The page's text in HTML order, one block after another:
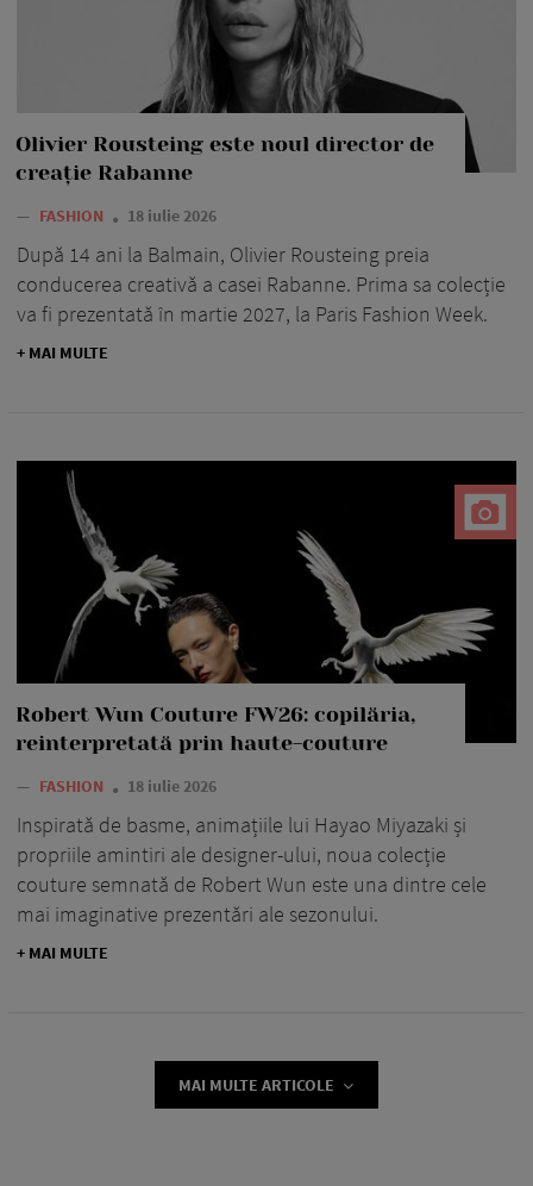
Olivier Rousteing este noul director de
creație Rabanne
— FASHION 18 iulie 2026
După 14 ani la Balmain, Olivier Rousteing preia
conducerea creativă a casei Rabanne. Prima sa colecție
va fi prezentată în martie 2027, la Paris Fashion Week.
+ MAI MULTE
Robert Wun Couture FW26: copilăria,
reinterpretată prin haute-couture
— FASHION 18 iulie 2026
Inspirată de basme, animațiile lui Hayao Miyazaki și
propriile amintiri ale designer-ului, noua colecție
couture semnată de Robert Wun este una dintre cele
mai imaginative prezentări ale sezonului.
+ MAI MULTE
MAI MULTE ARTICOLE